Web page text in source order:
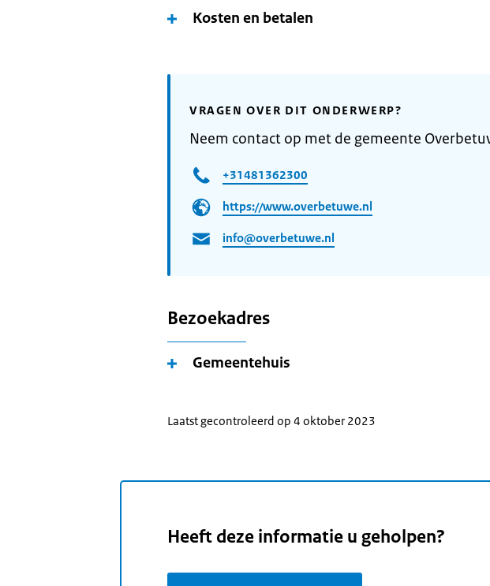
Kosten en betalen
VRAGEN OVER DIT ONDERWERP?
Neem contact op met de gemeente
+31481362300
https://www.overbetuwe.nl
info@overbetuwe.nl
Bezoekadres
Gemeentehuis
Laatst gecontroleerd op 4 oktober 2023
Heeft deze informatie u geholpen?